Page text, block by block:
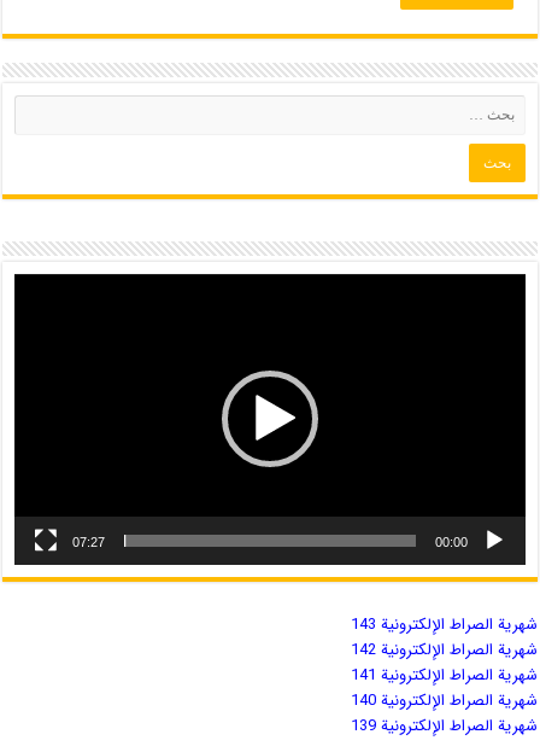
00:00
07:27
شهریة الصراط الإلكترونية 143
شهریة الصراط الإلكترونية 142
شهریة الصراط الإلكترونية 141
شهریة الصراط الإلكترونية 140
شهریة الصراط الإلكترونية 139